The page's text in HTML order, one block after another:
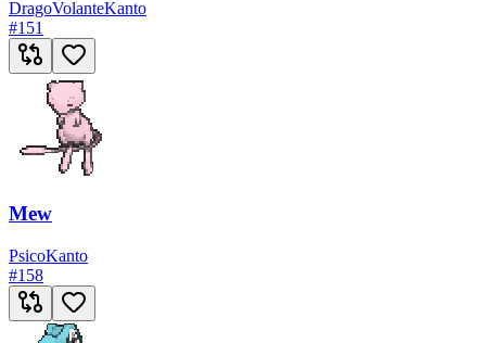
DragoVolanteKanto
#151
Mew
PsicoKanto
#158